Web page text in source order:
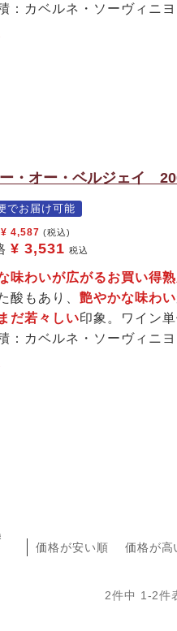
：カベルネ・ソーヴィニ
・オー・ベルジェイ
でお届け可能
¥ 4,587 (税込)
¥ 3,531 税込
味わいが広がるお買い得熟
酸もあり、 艶やかな味わい
だ若々しい印象。ワイン
：カベルネ・ソーヴィニ
価格が安い順 価格が高
2件中 1 -2件